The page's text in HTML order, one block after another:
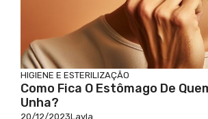
HIGIENE E ESTERILIZAÇÃO
Como Fica O Estômago De
Unha?
20/12/2023Layla